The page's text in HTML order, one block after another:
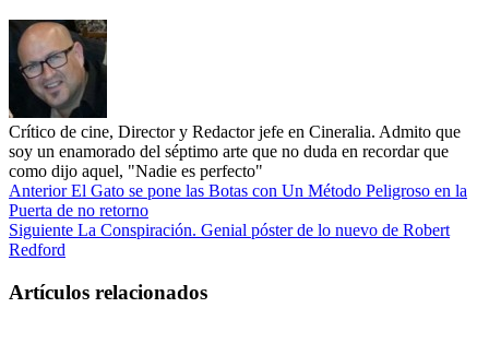
Crítico de cine, Director y Redactor jefe en Cineralia. Admito que
soy un enamorado del séptimo arte que no duda en recordar que
como dijo aquel, "Nadie es perfecto"
AnteriorEl Gato se pone las Botas con Un Método Peligroso en la
Puerta de no retorno
Siguiente La Conspiración. Genial póster de lo nuevo de Robert
Redford
Artículos relacionados